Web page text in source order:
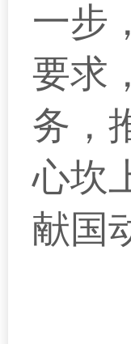
一步
要求
务，
心坎
献国